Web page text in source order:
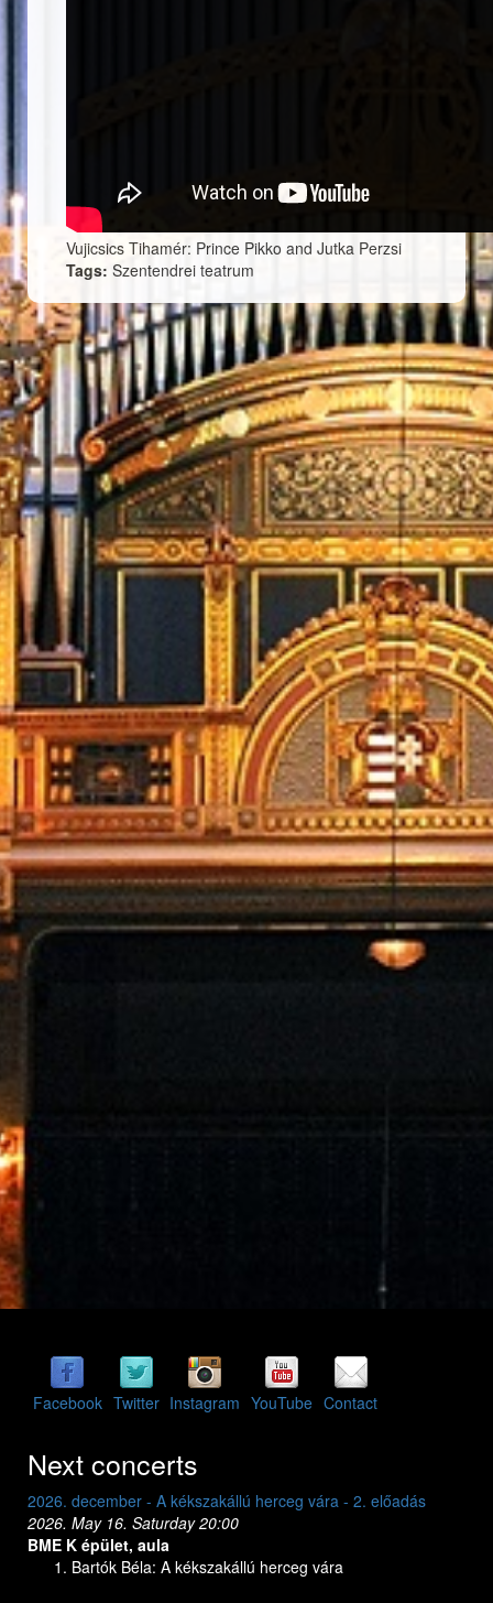
Vujicsics Tihamér: Prince Pikko and Jutka Perzsi
Tags: Szentendrei teatrum
Facebook Twitter Instagram YouTube Contact
Next concerts
2026. december - A kékszakállú herceg vára - 2. előadás
2026. May 16. Saturday 20:00
BME K épület, aula
Bartók Béla: A kékszakállú herceg vára